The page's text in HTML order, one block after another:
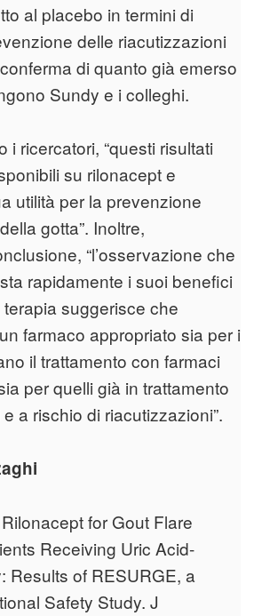
al placebo in termini di
delle riacutizzazioni
di quanto già emerso
Sundy e i colleghi.
i ricercatori, “questi risultati
su rilonacept e
utilità per la prevenzione
gotta”. Inoltre,
“l’osservazione che
rapidamente i suoi benefici
suggerisce che
farmaco appropriato sia per i
il trattamento con farmaci
per quelli già in trattamento
a rischio di riacutizzazioni”.
for Gout Flare
Receiving Uric Acid-
Results of RESURGE, a
Safety Study. J